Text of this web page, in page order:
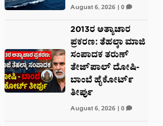
August 6, 2026| 0
2013ರ ಅತ್ಯಾಚಾರ
ಪ್ರಕರಣ: ತೆಹಲ್ಕಾ ಮಾಜಿ
ಸಂಪಾದಕ ತರುಣ್
ತೇಜ್‌ಪಾಲ್ ದೋಷಿ-
ಬಾಂಬೆ ಹೈಕೋರ್ಟ್
ತೀರ್ಪು
August 6, 2026| 0